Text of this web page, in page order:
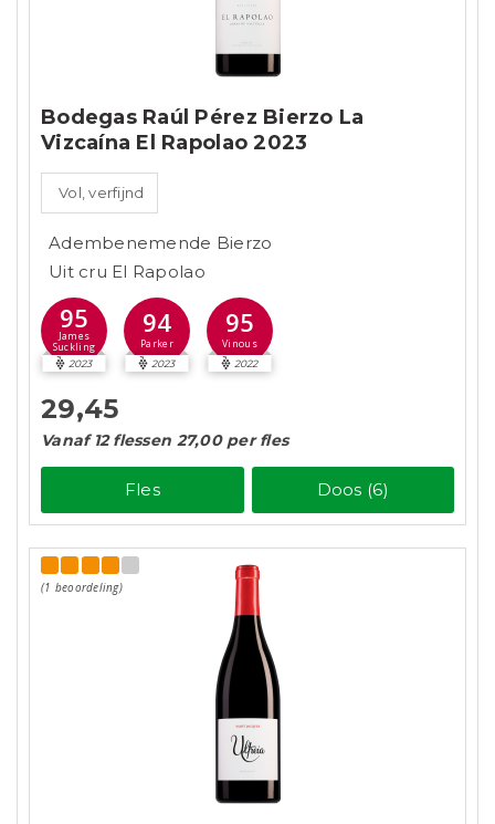
Bodegas Raúl Pérez Bierzo La
Vizcaína El Rapolao 2023
Vol, verfijnd
Adembenemende Bierzo
Uit cru El Rapolao
95
James
Suckling
2023
94
Parker
2023
95
Vinous
2022
29,45
Vanaf 12 flessen 27,00 per fles
Fles Doos (6)
(1 beoordeling)